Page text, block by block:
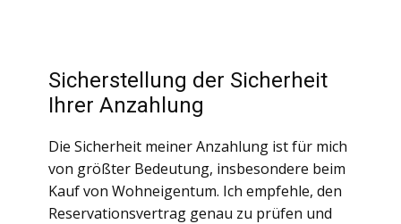
Sicherstellung der Sicherheit
Ihrer Anzahlung
Die Sicherheit meiner Anzahlung ist für mich
von größter Bedeutung, insbesondere beim
Kauf von Wohneigentum. Ich empfehle, den
Reservationsvertrag genau zu prüfen und